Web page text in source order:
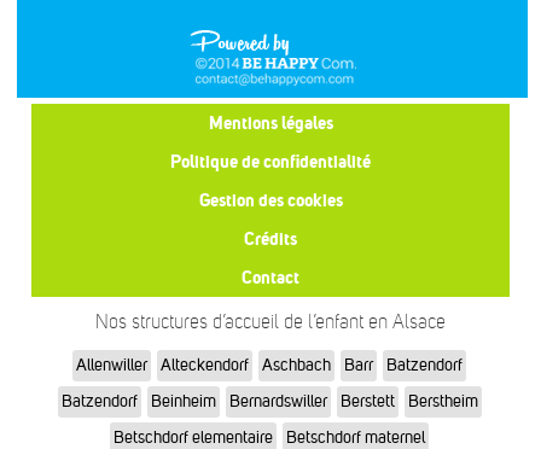
Mentions légales
Politique de confidentialité
Gestion des cookies
Crédits
Contact
Nos structures d’accueil de l’enfant en Alsace
Allenwiller Alteckendorf Aschbach Barr
Batzendorf
Batzendorf
Beinheim Bernardswiller Berstett
Berstheim
Betschdorf elementaire
Betschdorf maternel